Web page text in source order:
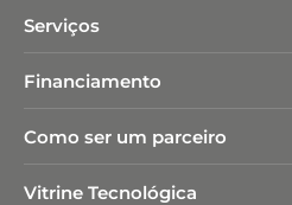
Serviços
Financiamento
Como ser um parceiro
Vitrine Tecnológica